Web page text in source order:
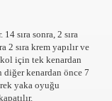
sıra sonra, 2 sıra
2 sıra krem yapılır ve
için tek kenardan
kenardan önce 7
yaka oyuğu